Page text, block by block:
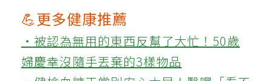
💪更多健康推薦
‧被認為無用的東西反幫了大忙！50歲
婦慶幸沒隨手丟棄的3樣物品